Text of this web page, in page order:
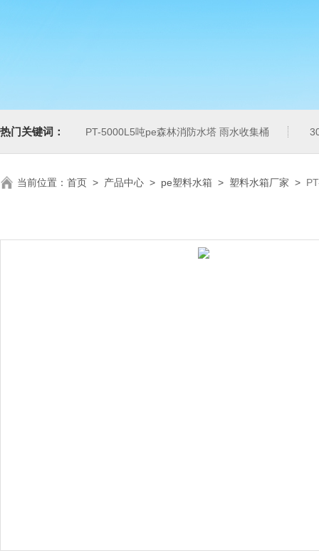
热门关键词： PT-5000L5吨pe森林消防水塔 雨水收集桶
当前位置： 首页 > 产品中心 > pe塑料水箱 > 塑料水箱厂家 >